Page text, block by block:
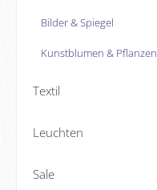
Bilder & Spiegel
Kunstblumen & Pflanzen
Textil
Leuchten
Sale